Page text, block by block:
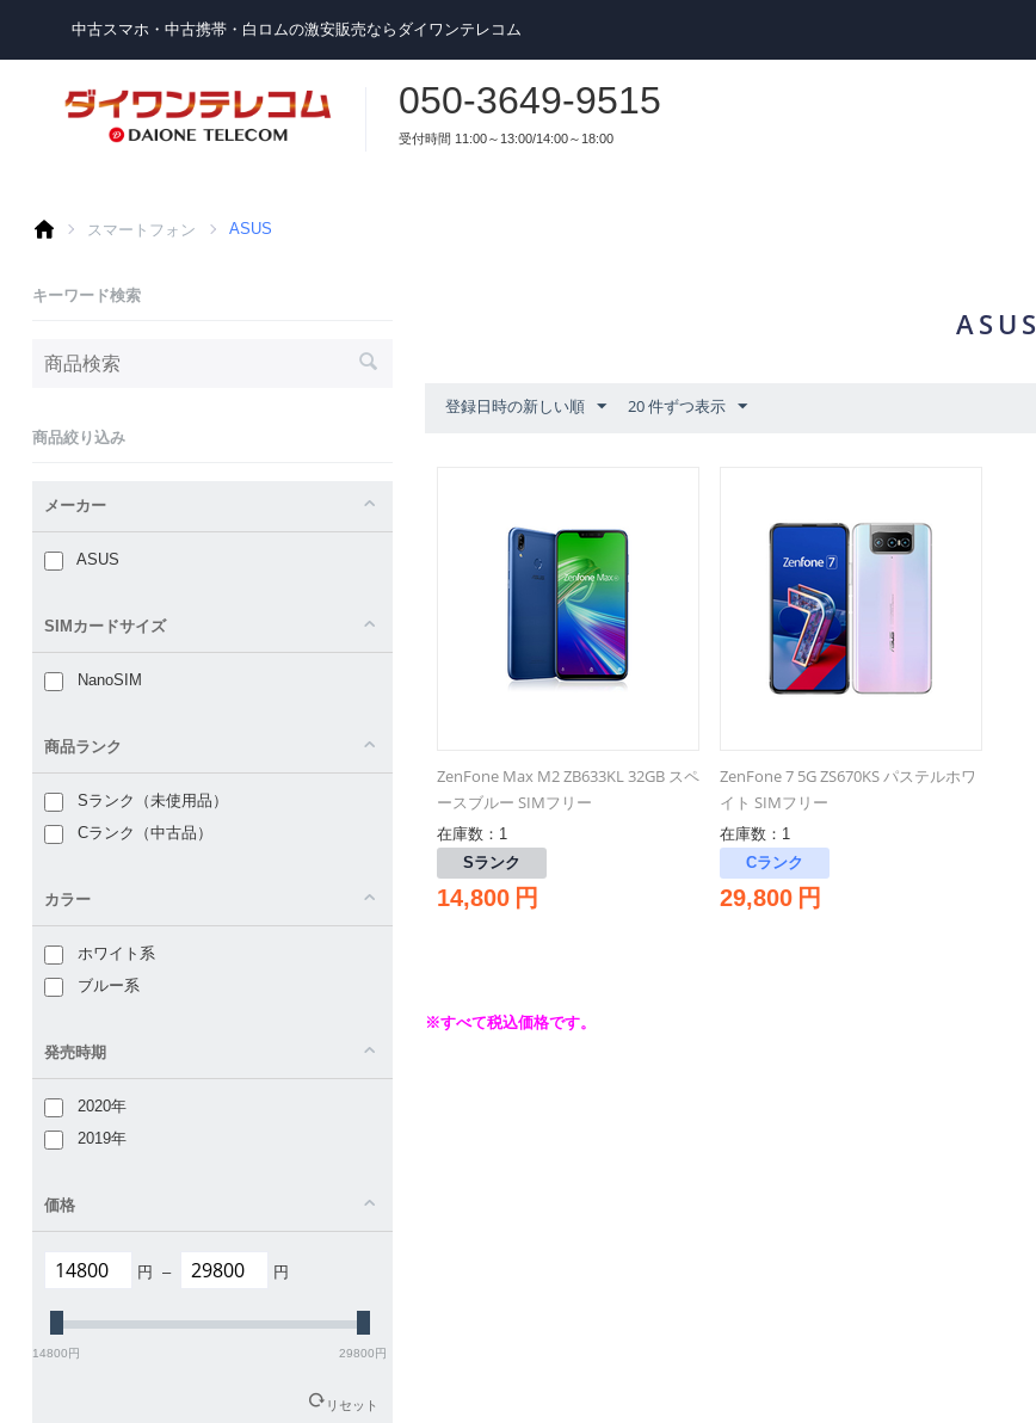
中古スマホ・中古携帯・白ロムの激安販売ならダイワンテレコム
050-3649-9515
受付時間 11:00～13:00/14:00～18:00
スマートフォン ASUS
キーワード検索
商品絞り込み
メーカー
ASUS
SIMカードサイズ
NanoSIM
商品ランク
Sランク（未使用品）
Cランク（中古品）
カラー
ホワイト系
ブルー系
発売時期
2020年
2019年
価格
円 – 円
14800 円 29800 円
リセット
ASUS
登録日時の新しい順 20 件ずつ表示
ZenFone Max M2 ZB633KL 32GB スペ
ースブルー SIMフリー
在庫数：1
Sランク
14,800 円
ZenFone 7 5G ZS670KS パステルホワ
イト SIMフリー
在庫数：1
Cランク
29,800 円
※すべて税込価格です。